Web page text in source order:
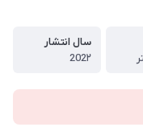
سال انتشار
202۲